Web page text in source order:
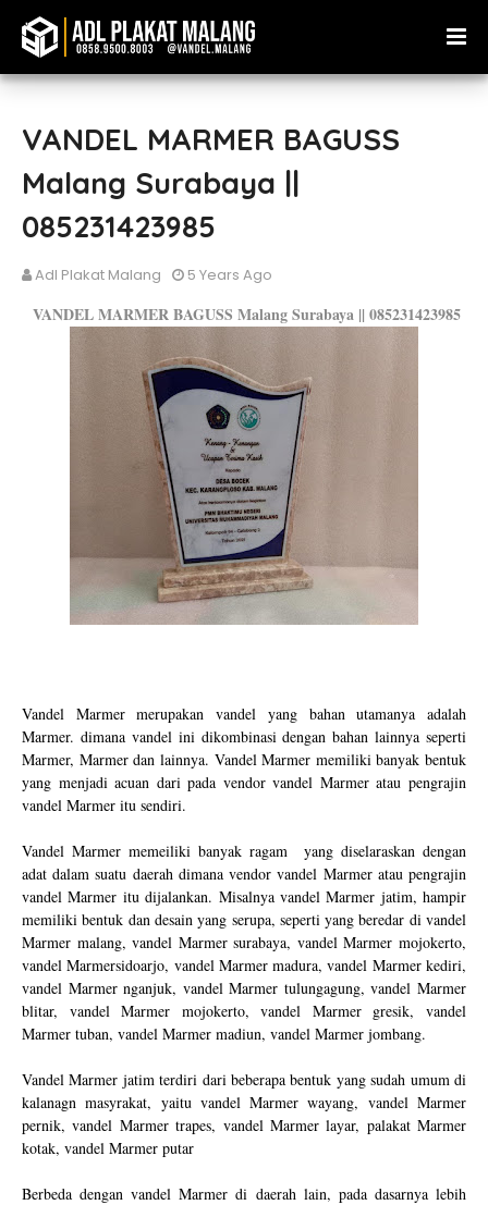
VANDEL MARMER BAGUSS
Malang Surabaya ||
085231423985
Adl Plakat Malang 5 Years Ago
VANDEL MARMER BAGUSS Malang Surabaya || 085231423985
Vandel Marmer merupakan vandel yang bahan utamanya adalah
Marmer. dimana vandel ini dikombinasi dengan bahan lainnya seperti
Marmer, Marmer dan lainnya. Vandel Marmer memiliki banyak bentuk
yang menjadi acuan dari pada vendor vandel Marmer atau pengrajin
vandel Marmer itu sendiri.
Vandel Marmer memeiliki banyak ragam
yang diselaraskan dengan
adat dalam suatu daerah dimana vendor vandel Marmer atau pengrajin
vandel Marmer itu dijalankan. Misalnya vandel Marmer jatim, hampir
memiliki bentuk dan desain yang serupa, seperti yang beredar di vandel
Marmer malang, vandel Marmer surabaya, vandel Marmer mojokerto,
vandel Marmersidoarjo, vandel Marmer madura, vandel Marmer kediri,
vandel Marmer nganjuk, vandel Marmer tulungagung, vandel Marmer
blitar, vandel Marmer mojokerto, vandel Marmer gresik, vandel
Marmer tuban, vandel Marmer madiun, vandel Marmer jombang.
Vandel Marmer jatim terdiri dari beberapa bentuk yang sudah umum di
kalanagn masyrakat, yaitu vandel Marmer wayang, vandel Marmer
pernik, vandel Marmer trapes, vandel Marmer layar, palakat Marmer
kotak, vandel Marmer putar
Berbeda dengan vandel Marmer di daerah lain, pada dasarnya lebih